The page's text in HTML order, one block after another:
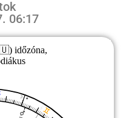
06:17